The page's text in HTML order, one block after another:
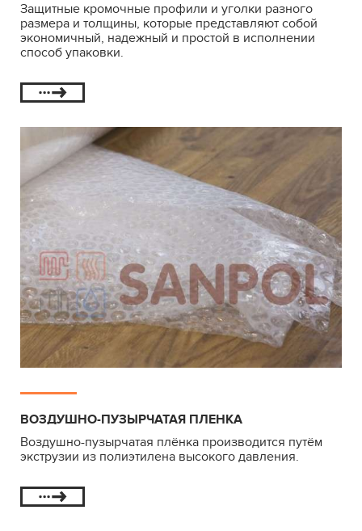
Защитные кромочные профили и уголки разного
размера и толщины, которые представляют собой
экономичный, надежный и простой в исполнении
способ упаковки.
ВОЗДУШНО-ПУЗЫРЧАТАЯ ПЛЕНКА
Воздушно-пузырчатая плёнка производится путём
экструзии из полиэтилена высокого давления.